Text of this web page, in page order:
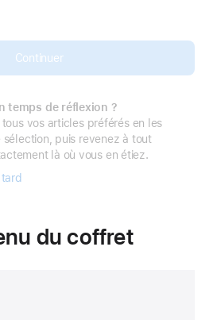
Continuer
temps de réflexion ?
vos articles préférés en les
sélection, puis revenez à tout
là où vous en étiez.
tard
du coffret